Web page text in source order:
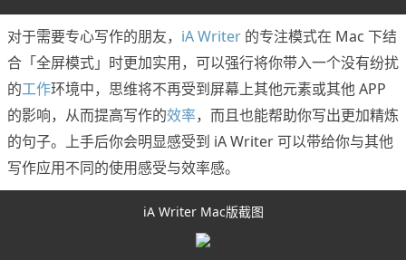
对于需要专心写作的朋友， iA Writer 的专注模式在 Mac 下结
合「全屏模式」时更加实用，可以强行将你带入一个没有纷扰
的工作环境中，思维将不再受到屏幕上其他元素或其他 APP
的影响，从而提高写作的效率，而且也能帮助你写出更加精炼
的句子。上手后你会明显感受到 iA Writer 可以带给你与其他
写作应用不同的使用感受与效率感。
iA Writer Mac版截图